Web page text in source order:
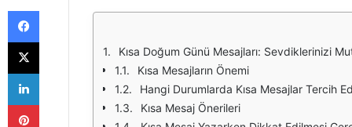
Kısa Doğum Günü Mesajları: Sevdiklerinizi
Kısa Mesajların Önemi
Hangi Durumlarda Kısa Mesajlar Tercih
Kısa Mesaj Önerileri
Facebook
X
LinkedIn
Pinterest